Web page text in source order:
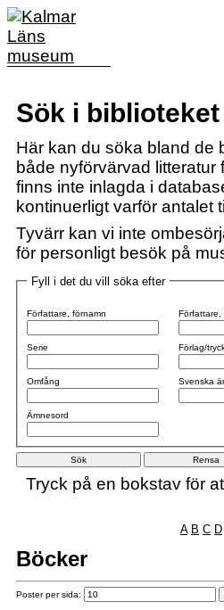
Sök i biblioteket
Här kan du söka bland de
både nyförvärvad litteratur
finns inte inlagda i
kontinuerligt varför antalet
Tyvärr kan vi inte
för personligt besök på
Fyll i det du vill söka efter
Författare, förnamn
Serie
Omfång
Ämnesord
Författare,
Förlag/
Svenska
Tryck på en bokstav för
A B C D
Böcker
Poster per sida: